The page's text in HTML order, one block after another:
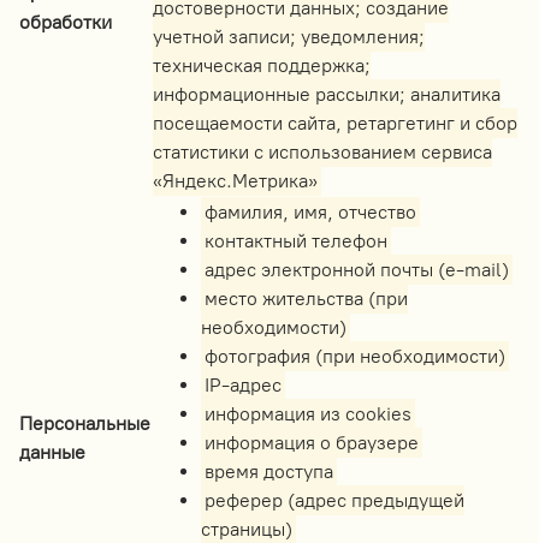
обработки
достоверности данных; создание
учетной записи; уведомления;
техническая поддержка;
информационные рассылки; аналитика
посещаемости сайта, ретаргетинг и сбор
статистики с использованием сервиса
«Яндекс.Метрика»
Персональные
данные
фамилия, имя, отчество
контактный телефон
адрес электронной почты (e-mail)
место жительства (при
необходимости)
фотография (при необходимости)
IP-адрес
информация из cookies
информация о браузере
время доступа
реферер (адрес предыдущей
страницы)